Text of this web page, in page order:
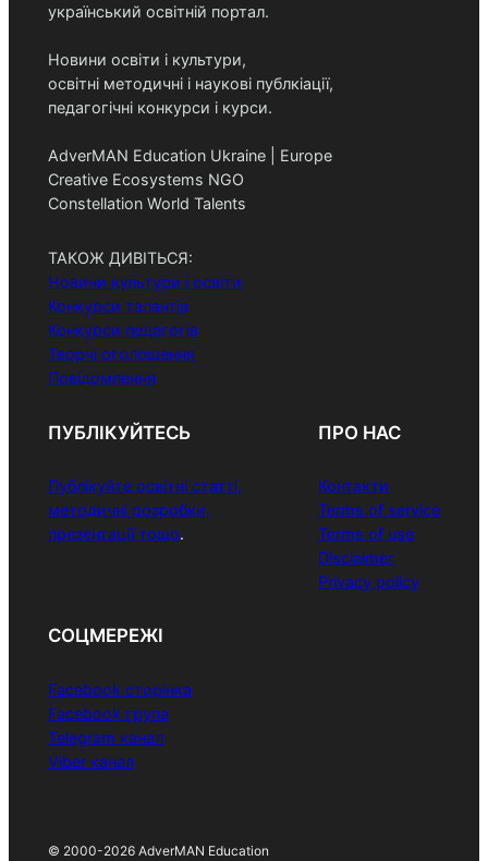
український освітній портал.
Новини освіти і культури,
освітні методичні і наукові публкіації,
педагогічні конкурси і курси.
AdverMAN Education Ukraine | Europe
Creative Ecosystems NGO
Constellation World Talents
ТАКОЖ ДИВІТЬСЯ:
Новини культури і освіти
Конкурси талантів
Конкурси педагогів
Творчі оголошення
Повідомлення
ПУБЛІКУЙТЕСЬ
Публікуйте освітні статті,
методичні розробки,
презентації тощо.
ПРО НАС
Контакти
Terms of service
Terms of use
Disclaimer
Privacy policy
СОЦМЕРЕЖІ
Facebook сторінка
Facebook група
Telegram канал
Viber канал
© 2000-2026 AdverMAN Education